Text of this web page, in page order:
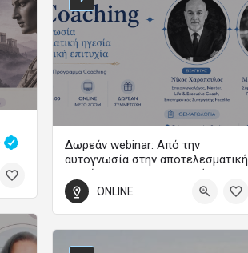
Δωρεάν webinar: Από την
αυτογνωσία στην αποτελεσματική
ηγεσία και την προσωπική
επιτυχία
3 Σεπτεμβρίου 2026 19:00 - 21:00
ONLINE